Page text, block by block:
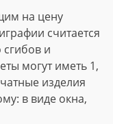
на цену
считается
сгибов и
могут иметь 1,
изделия
в виде окна,